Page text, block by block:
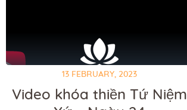
13 FEBRUARY, 2023
Video khóa thiền Tứ Niệm